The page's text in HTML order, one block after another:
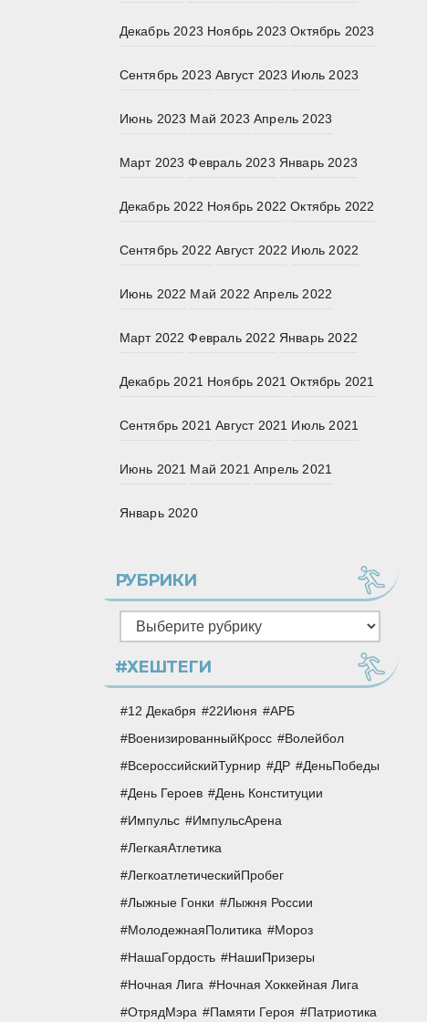
Декабрь 2023 Ноябрь 2023 Октябрь 2023
Сентябрь 2023 Август 2023 Июль 2023
Июнь 2023 Май 2023 Апрель 2023
Март 2023 Февраль 2023 Январь 2023
Декабрь 2022 Ноябрь 2022 Октябрь 2022
Сентябрь 2022 Август 2022 Июль 2022
Июнь 2022 Май 2022 Апрель 2022
Март 2022 Февраль 2022 Январь 2022
Декабрь 2021 Ноябрь 2021 Октябрь 2021
Сентябрь 2021 Август 2021 Июль 2021
Июнь 2021 Май 2021 Апрель 2021
Январь 2020
РУБРИКИ
Рубрики
#ХЕШТЕГИ
12 Декабря 22Июня
АРБ
ВоенизированныйКросс
Волейбол
ВсероссийскийТурнир
ДР
ДеньПобеды
День Героев
День Конституции
Импульс
ИмпульсАрена
ЛегкаяАтлетика
ЛегкоатлетическийПробег
Лыжные Гонки
Лыжня России
МолодежнаяПолитика
Мороз
НашаГордость
НашиПризеры
Ночная Лига
Ночная Хоккейная Лига
ОтрядМэра
Памяти Героя
Патриотика